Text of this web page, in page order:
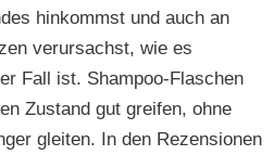
hinkommst und auch an
verursachst, wie es
Fall ist. Shampoo-Flaschen
Zustand gut greifen, ohne
gleiten. In den Rezensionen